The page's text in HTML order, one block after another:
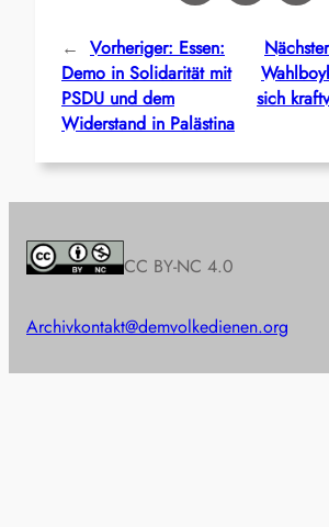
← Vorheriger: Essen:
Demo in Solidarität mit
PSDU und dem
Widerstand in Palästina
sich
CC BY-NC 4.0
Archivkontakt@demvolkedienen.org